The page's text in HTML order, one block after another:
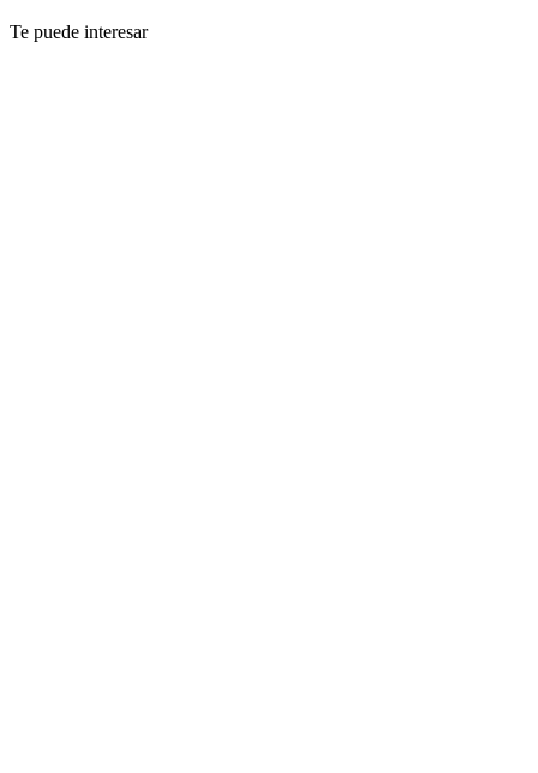
Te puede interesar